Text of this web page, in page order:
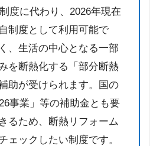
度に代わり、2026年現在
制度として利用可能で
、生活の中心となる一部
を断熱化する「部分断熱
助が受けられます。国の
事業」等の補助金とも要
るため、断熱リフォーム
ェックしたい制度です。